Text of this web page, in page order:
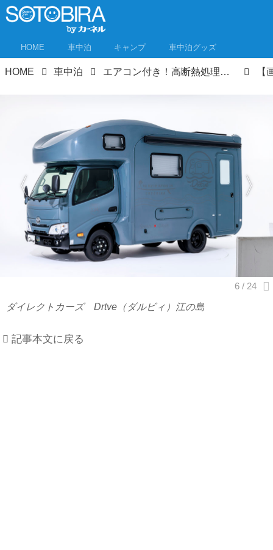
HOME 車中泊 キャンプ 車中泊グッズ
HOME 車中泊 エアコン付き！高断熱処理！キャンピングカーなら暑い夏でも快適な車中泊旅ができるんです！おすすめ8モデル
ダイレクトカーズ Drtve（ダルビィ）江の島
記事本文に戻る